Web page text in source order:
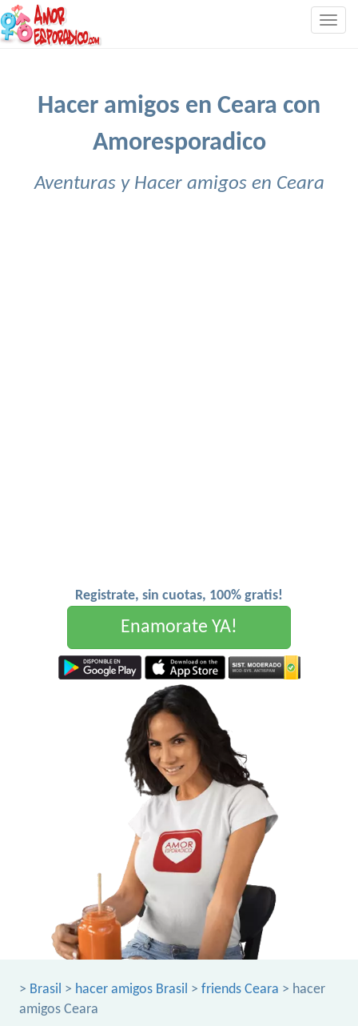
Hacer amigos en Ceara con
Amoresporadico
Aventuras y Hacer amigos en Ceara
Registrate, sin cuotas, 100% gratis!
Enamorate YA!
> Brasil > hacer amigos Brasil > friends Ceara > hacer
amigos Ceara